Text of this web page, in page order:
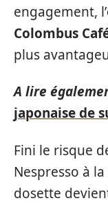
engagement, l’
Colombus
plus
A lire
japonaise de
Fini le risque
Nespresso à
dosette